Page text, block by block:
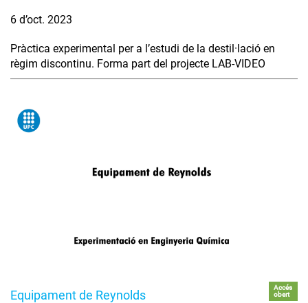
6 d’oct. 2023
Pràctica experimental per a l’estudi de la destil·lació en
règim discontinu. Forma part del projecte LAB-VIDEO
Equipament de Reynolds
Accés
obert